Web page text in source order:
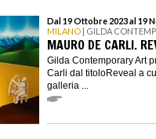
Dal 19 Ottobre 2023 al 19
MILANO | GILDA
MAURO DE CARLI.
Gilda Contemporary Art
Carli dal titoloReveal a
galleria ...